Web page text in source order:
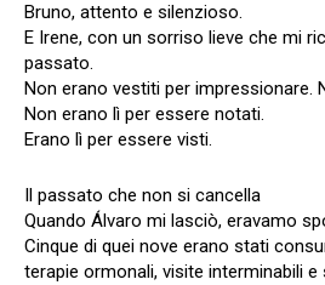
Bruno, attento e silenzioso.
E Irene, con un sorriso lieve che mi
passato.
Non erano vestiti per impressionare.
Non erano lì per essere notati.
Erano lì per essere visti.
Il passato che non si cancella
Quando Álvaro mi lasciò, eravamo
Cinque di quei nove erano stati
terapie ormonali, visite interminabili e